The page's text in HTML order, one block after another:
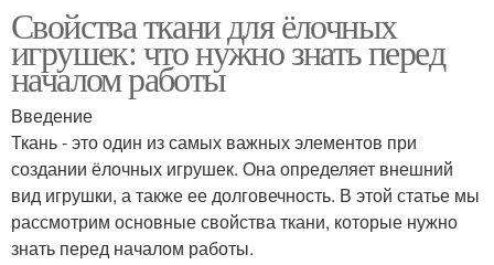
Свойства ткани для ёлочных
игрушек: что нужно знать перед
началом работы
Введение
Ткань - это один из самых важных элементов при
создании ёлочных игрушек. Она определяет внешний
вид игрушки, а также ее долговечность. В этой статье мы
рассмотрим основные свойства ткани, которые нужно
знать перед началом работы.